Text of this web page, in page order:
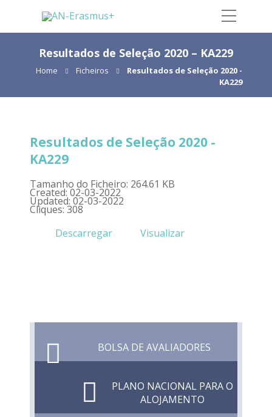
Resultados de Seleção 2020 – KA229
Home Ficheiros
Resultados de Seleção 2020 -
KA229
Resultados de Seleção 2020 -
KA229
Tamanho do Ficheiro: 264.61 KB
Created: 02-03-2022
Updated: 02-03-2022
Cliques: 308
Descarregar
Visualizar
BOLSA DE AVALIADORES
PLANO NACIONAL PARA O
ALOJAMENTO